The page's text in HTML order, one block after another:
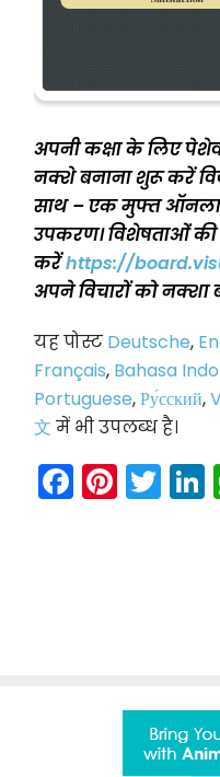
अपनी कक्षा के लिए
नक्शे बनाना शुरू करें
साथ – एक मुफ्त
उपकरण। विशेषताओं
करेंhttps://
अपने विचारों को
यह पोस्ट Deutsche,
Français, Bahasa
Portuguese,Ру́сский,
文 में भी उपलब्ध है।